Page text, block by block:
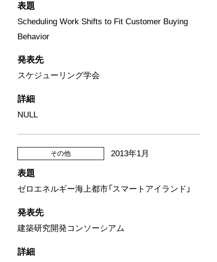
表題
Scheduling Work Shifts to Fit Customer Buying
Behavior
発表先
スケジューリング学会
詳細
NULL
その他 2013年1月
表題
ゼロエネルギー海上都市「スマートアイランド」
発表先
建築研究開発コンソーシアム
詳細